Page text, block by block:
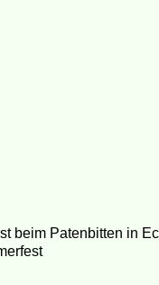
beim Patenbitten in